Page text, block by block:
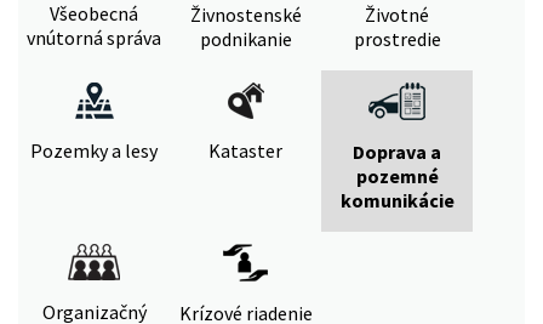
Všeobecná
vnútorná správa
Živnostenské
podnikanie
Životné
prostredie
Pozemky a lesy Kataster
Doprava a
pozemné
komunikácie
Organizačný
Krízové riadenie